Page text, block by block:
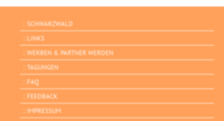
SCHWARZWALD
LINKS
WERBEN & PARTNER WERDEN
TAGUNGEN
FAQ
FEEDBACK
IMPRESSUM